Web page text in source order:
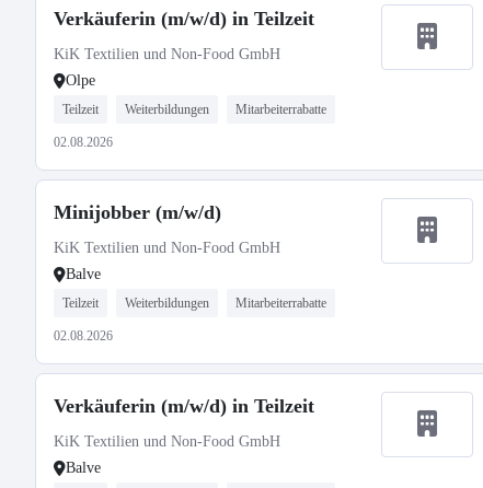
Verkäuferin (m/w/d) in Teilzeit
KiK Textilien und Non-Food GmbH
Olpe
Teilzeit Weiterbildungen Mitarbeiterrabatte
02.08.2026
Minijobber (m/w/d)
KiK Textilien und Non-Food GmbH
Balve
Teilzeit Weiterbildungen Mitarbeiterrabatte
02.08.2026
Verkäuferin (m/w/d) in Teilzeit
KiK Textilien und Non-Food GmbH
Balve